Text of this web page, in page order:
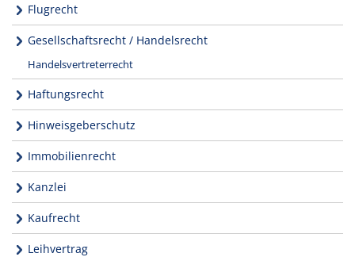
Flugrecht
Gesellschaftsrecht / Handelsrecht
Handelsvertreterrecht
Haftungsrecht
Hinweisgeberschutz
Immobilienrecht
Kanzlei
Kaufrecht
Leihvertrag